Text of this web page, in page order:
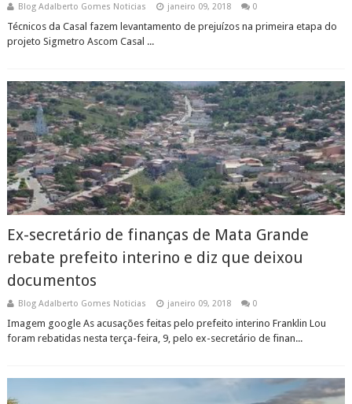
Blog Adalberto Gomes Noticias janeiro 09, 2018 0
Técnicos da Casal fazem levantamento de prejuízos na primeira etapa do
projeto Sigmetro Ascom Casal ...
Ex-secretário de finanças de Mata Grande
rebate prefeito interino e diz que deixou
documentos
Blog Adalberto Gomes Noticias janeiro 09, 2018 0
Imagem google As acusações feitas pelo prefeito interino Franklin Lou
foram rebatidas nesta terça-feira, 9, pelo ex-secretário de finan...